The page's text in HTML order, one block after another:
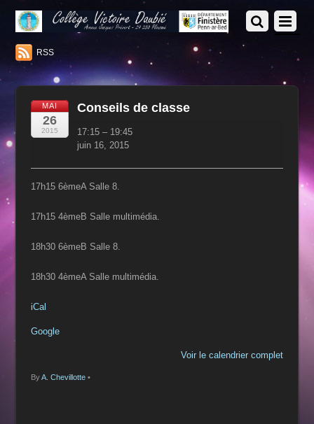
RSS
MAI
26
2015
Conseils de classe
de
classe
17:15 – 19:45
juin 16, 2015
17h15 6èmeA Salle 8.
17h15 4èmeB Salle multimédia.
18h30 6èmeB Salle 8.
18h30 4èmeA Salle multimédia.
iCal
Google
Voir le calendrier complet
ByA. Chevillotte•